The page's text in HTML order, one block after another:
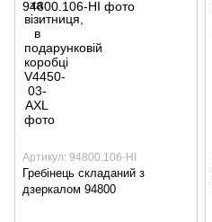
Артикул: 94800.106-HI
Гребінець складаний з
дзеркалом 94800